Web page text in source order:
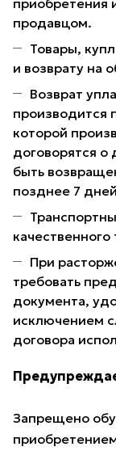
приобретения
продавцом.
Товары,
и возврату на
Возврат
производится
которой
договорятся
быть
позднее 7
При
требовать
документа,
исключением
договора
Запрещено